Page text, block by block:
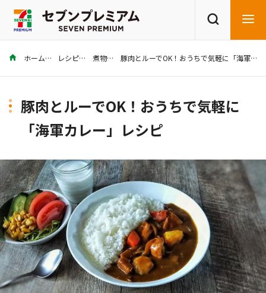
商品を探す レシピを探す
ホーム レシピ 煮物 豚肉とルーでOK！おうちで気軽に「海軍カレー」レシピ
豚肉とルーでOK！おうちで気軽に
「海軍カレー」レシピ